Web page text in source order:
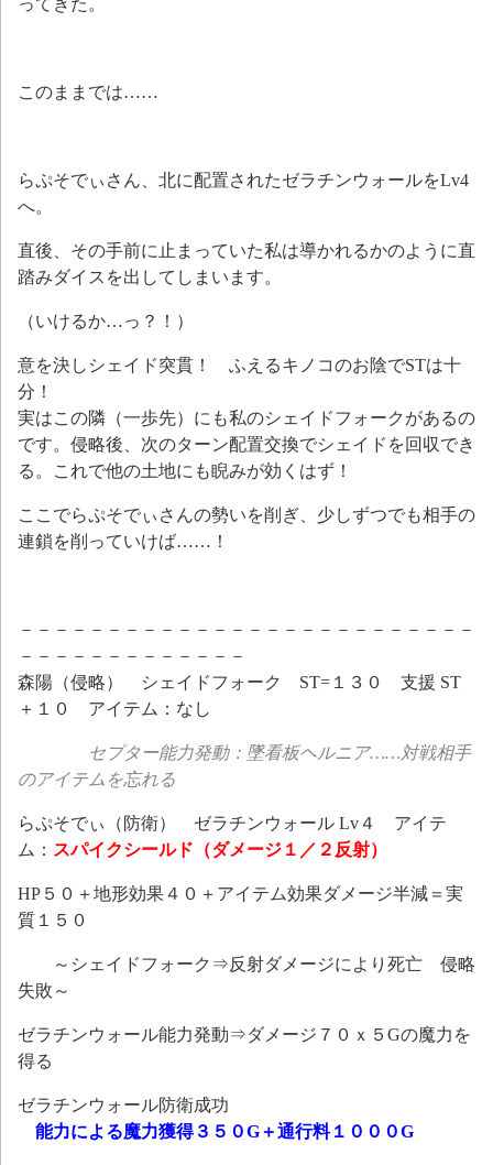
ってきた。
このままでは……
らぷそでぃさん、北に配置されたゼラチンウォールをLv4
へ。
直後、その手前に止まっていた私は導かれるかのように直
踏みダイスを出してしまいます。
（いけるか…っ？！）
意を決しシェイド突貫！ ふえるキノコのお陰でSTは十
分！
実はこの隣（一歩先）にも私のシェイドフォークがあるの
です。侵略後、次のターン配置交換でシェイドを回収でき
る。これで他の土地にも睨みが効くはず！
ここでらぷそでぃさんの勢いを削ぎ、少しずつでも相手の
連鎖を削っていけば……！
－－－－－－－－－－－－－－－－－－－－－－－－－－
－－－－－－－－－－－－－
森陽（侵略） シェイドフォーク ST=１３０ 支援 ST
＋１０ アイテム：なし
セプター能力発動：墜看板ヘルニア……対戦相手
のアイテムを忘れる
らぷそでぃ（防衛） ゼラチンウォール Lv４ アイテ
ム： スパイクシールド（ダメージ１／２反射）
HP５０＋地形効果４０＋アイテム効果ダメージ半減＝実
質１５０
～シェイドフォーク⇒反射ダメージにより死亡 侵略
失敗～
ゼラチンウォール能力発動⇒ダメージ７０ｘ５Gの魔力を
得る
ゼラチンウォール防衛成功
能力による魔力獲得３５０G＋通行料１０００G